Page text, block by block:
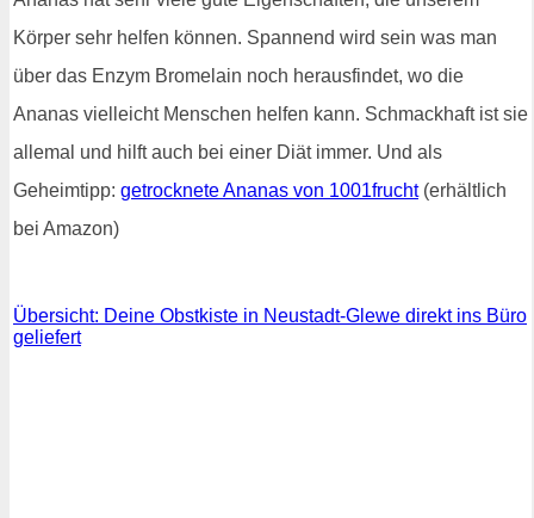
Körper sehr helfen können. Spannend wird sein was man
über das Enzym Bromelain noch herausfindet, wo die
Ananas vielleicht Menschen helfen kann. Schmackhaft ist sie
allemal und hilft auch bei einer Diät immer. Und als
Geheimtipp: getrocknete Ananas von 1001frucht(erhältlich
bei Amazon)
Übersicht: Deine Obstkiste in Neustadt-Glewe direkt ins Büro
geliefert